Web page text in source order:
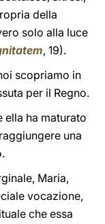
della
solo alla luce
, 19).
scopriamo in
per il Regno.
ella ha maturato
una
Maria,
vocazione,
che essa